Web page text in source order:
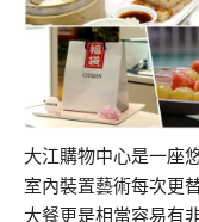
大江購物中心是一座
室內裝置藝術每次更
大餐更是相當容易有